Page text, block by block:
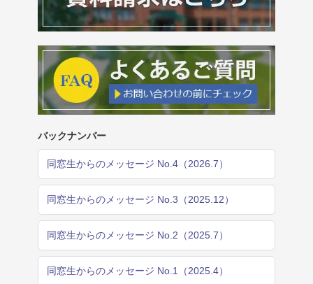
バックナンバー
同窓生からのメッセージ No.4（2026.7）
同窓生からのメッセージ No.3（2025.12）
同窓生からのメッセージ No.2（2025.7）
同窓生からのメッセージ No.1（2025.4）